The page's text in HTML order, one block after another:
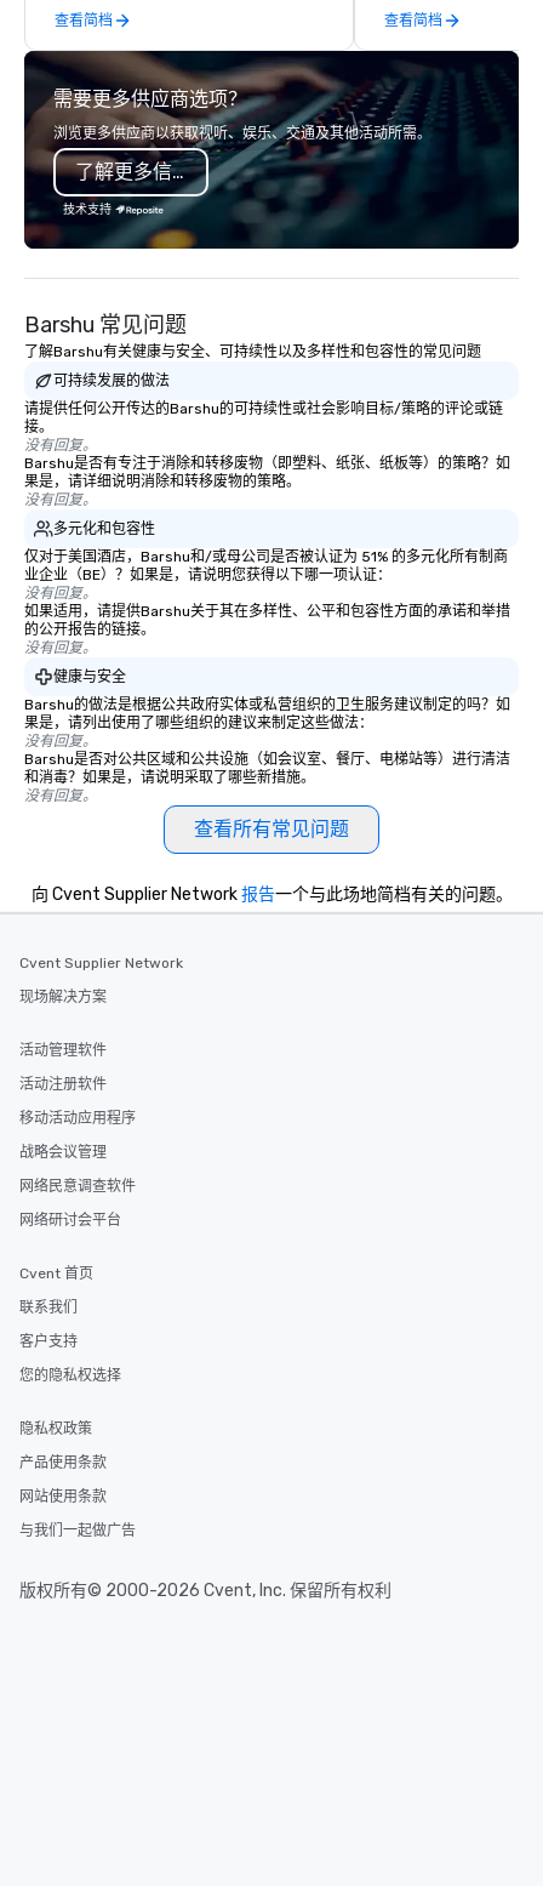
late model luxury vehicles to the
highly experienced and professional
team of chauffeurs and support staff;
you will know quality when you travel
with La Costa Limousine.
查看简档 查看简档
需要更多供应商选项？
浏览更多供应商以获取视听、娱乐、交通及其他活动所需。
了解更多信息
技术支持
Barshu 常见问题
了解Barshu有关健康与安全、可持续性以及多样性和包容性的常见问题
可持续发展的做法
请提供任何公开传达的Barshu的可持续性或社会影响目标/策略的评论或链
接。
没有回复。
Barshu是否有专注于消除和转移废物（即塑料、纸张、纸板等）的策略？如
果是，请详细说明消除和转移废物的策略。
没有回复。
多元化和包容性
仅对于美国酒店，Barshu和/或母公司是否被认证为 51% 的多元化所有制商
业企业（BE）？如果是，请说明您获得以下哪一项认证：
没有回复。
如果适用，请提供Barshu关于其在多样性、公平和包容性方面的承诺和举措
的公开报告的链接。
没有回复。
健康与安全
Barshu的做法是根据公共政府实体或私营组织的卫生服务建议制定的吗？如
果是，请列出使用了哪些组织的建议来制定这些做法：
没有回复。
Barshu是否对公共区域和公共设施（如会议室、餐厅、电梯站等）进行清洁
和消毒？如果是，请说明采取了哪些新措施。
没有回复。
查看所有常见问题
向 Cvent Supplier Network报告一个与此场地简档有关的问题。
Cvent Supplier Network
现场解决方案
活动管理软件
活动注册软件
移动活动应用程序
战略会议管理
网络民意调查软件
网络研讨会平台
Cvent 首页
联系我们
客户支持
您的隐私权选择
隐私权政策
产品使用条款
网站使用条款
与我们一起做广告
版权所有© 2000-2026 Cvent, Inc. 保留所有权利